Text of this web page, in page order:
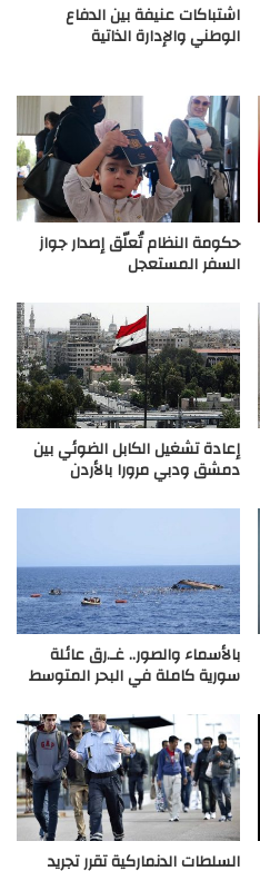
اشتباكات عنيفة بين الدفاع
الوطني والإدارة الذاتية
حكومة النظام تُعلّق إصدار جواز
السفر المستعجل
إعادة تشغيل الكابل الضوئي بين
دمشق ودبي مرورا بالأردن
بالأسماء والصور.. غـ.رق عائلة
سورية كاملة في البحر المتوسط
السلطات الدنماركية تقرر تجريد